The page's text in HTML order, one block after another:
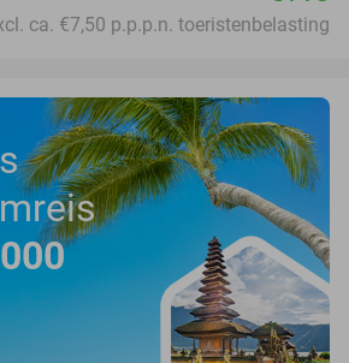
ca. €7,50 p.p.p.n. toeristenbelasting